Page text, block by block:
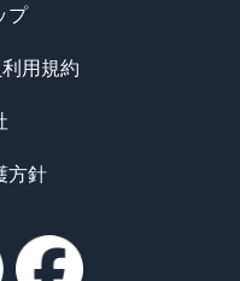
プ
用規約
方針